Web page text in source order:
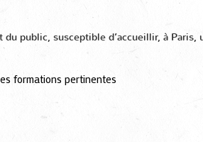
public, susceptible d’accueillir, à
formations pertinentes